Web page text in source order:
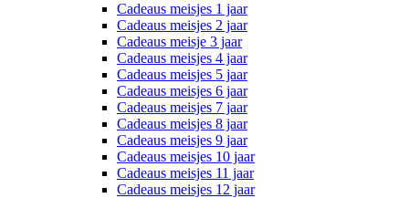
Cadeaus meisjes 1 jaar
Cadeaus meisjes 2 jaar
Cadeaus meisje 3 jaar
Cadeaus meisjes 4 jaar
Cadeaus meisjes 5 jaar
Cadeaus meisjes 6 jaar
Cadeaus meisjes 7 jaar
Cadeaus meisjes 8 jaar
Cadeaus meisjes 9 jaar
Cadeaus meisjes 10 jaar
Cadeaus meisjes 11 jaar
Cadeaus meisjes 12 jaar